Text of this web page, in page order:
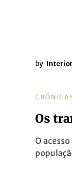
by
Os
O